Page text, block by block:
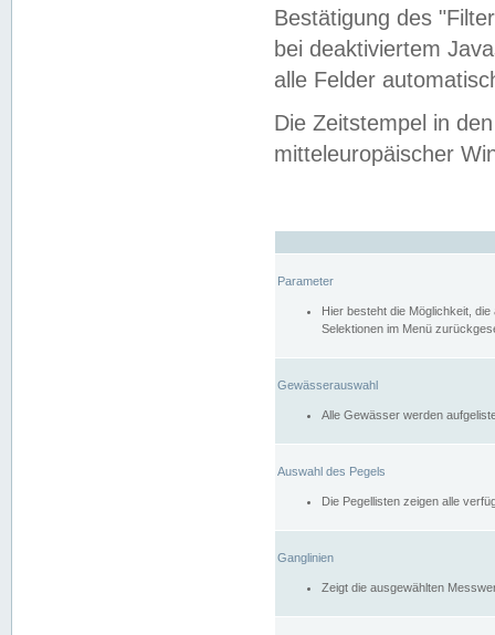
Bestätigung des
bei deaktiviertem
alle Felder
Die Zeitstempel in
mitteleuropäischer
Parameter
Hier besteht die Möglichkeit,
Selektionen im Menü
Gewässerauswahl
Alle Gewässer werden
Auswahl des Pegels
Die Pegellisten zeigen alle
Ganglinien
Zeigt die ausgewählten